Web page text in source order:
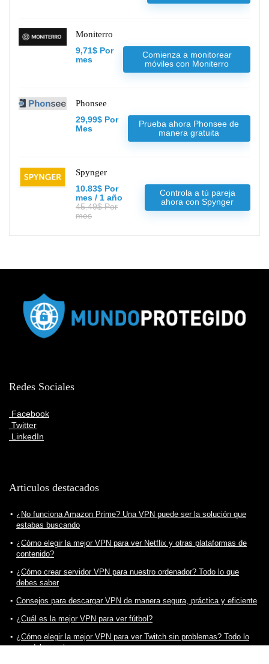
Moniterro
9,71$ Por
mes
Comienza a monitorear
móviles con Moniterro
Phonsee
29,99$ Por
Mes
Prueba ahora Phonsee de
manera gratuita
Spynger
10.83$ Por
mes / 1 año
45.49$ Por
mes
Controla a tú pareja
ahora con Spynger
Redes Sociales
Facebook
Twitter
LinkedIn
Articulos destacados
¿No funciona Amazon Prime? Una VPN puede ser la solución que
estabas buscando
¿Cómo elegir la mejor VPN para ver Netflix y otras plataformas de
contenido?
¿Cómo crear servidor VPN para nuestro ordenador? Todo lo que
debes saber
Consejos para descargar VPN de manera segura, práctica y eficiente
¿Cuál es la mejor VPN para ver fútbol?
¿Cómo elegir la mejor VPN para ver Twitch sin problemas? Todo lo
que debes saber